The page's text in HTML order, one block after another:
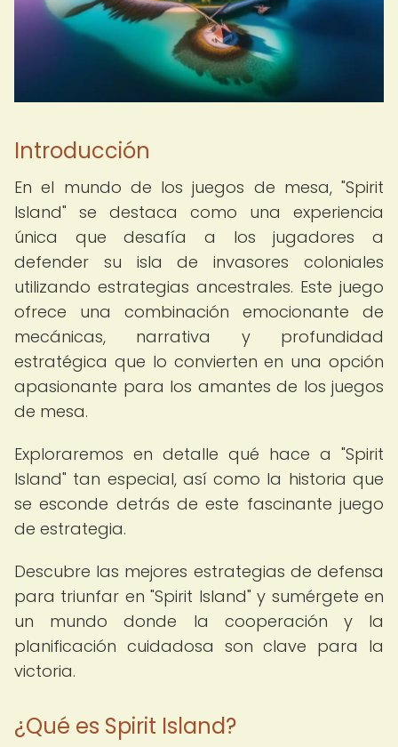
Introducción
En el mundo de los juegos de mesa, "Spirit
Island" se destaca como una experiencia
única que desafía a los jugadores a
defender su isla de invasores coloniales
utilizando estrategias ancestrales. Este juego
ofrece una combinación emocionante de
mecánicas, narrativa y profundidad
estratégica que lo convierten en una opción
apasionante para los amantes de los juegos
de mesa.
Exploraremos en detalle qué hace a "Spirit
Island" tan especial, así como la historia que
se esconde detrás de este fascinante juego
de estrategia.
Descubre las mejores estrategias de defensa
para triunfar en "Spirit Island" y sumérgete en
un mundo donde la cooperación y la
planificación cuidadosa son clave para la
victoria.
¿Qué es Spirit Island?